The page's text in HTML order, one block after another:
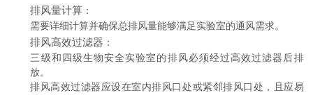
排风量计算 ：
需要详细计算并确保总排风量能够满足实验室的通风需求。
排风高效过滤器 ：
三级和四级生物安全实验室的排风必须经过高效过滤器后排
放。
排风高效过滤器应设在室内排风口处或紧邻排风口处，且应易